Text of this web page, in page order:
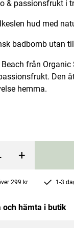
10ml
& passionsfrukt i
hud med
badbomb utan
från
Den
hemma.
+
299 kr 1-3
och hämta i butik